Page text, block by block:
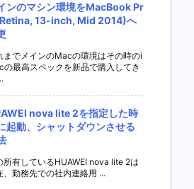
ンのマシン環境をMacBook Pr
13-inch, Mid 2014)へ
までメインのMacの環境はその時のi
の最高スペックを新品で購入してき
nova lite 2を指定した時
起動、シャットダウンさせる
所有しているHUAWEI nova lite 2は
、勤務先での社内連絡用 ...